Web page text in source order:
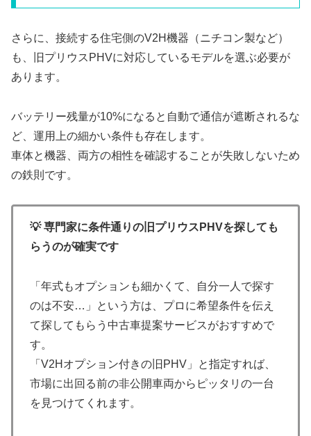
さらに、接続する住宅側のV2H機器（ニチコン製など）
も、旧プリウスPHVに対応しているモデルを選ぶ必要が
あります。
バッテリー残量が10%になると自動で通信が遮断されるな
ど、運用上の細かい条件も存在します。
車体と機器、両方の相性を確認することが失敗しないため
の鉄則です。
💡 専門家に条件通りの旧プリウスPHVを探しても
らうのが確実です
「年式もオプションも細かくて、自分一人で探す
のは不安…」という方は、プロに希望条件を伝え
て探してもらう中古車提案サービスがおすすめで
す。
「V2Hオプション付きの旧PHV」と指定すれば、
市場に出回る前の非公開車両からピッタリの一台
を見つけてくれます。